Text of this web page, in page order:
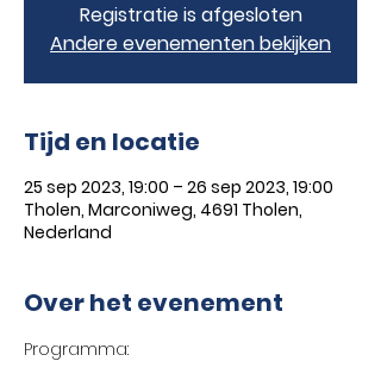
Registratie is afgesloten
Andere evenementen bekijken
Tijd en locatie
25 sep 2023, 19:00 – 26 sep 2023, 19:00
Tholen, Marconiweg, 4691 Tholen,
Nederland
Over het evenement